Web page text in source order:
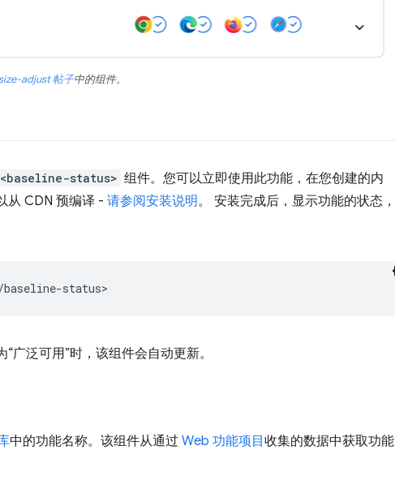
adjust 帖子中的组件。
<baseline-status> 组件。您可以立即使用此功能，在您创建的内
从 CDN 预编译 - 请参阅安装说明。 安装完成后，显示功能的状态，
广泛可用”时，该组件会自动更新。
中的功能名称。该组件从通过 Web 功能项目收集的数据中获取功能